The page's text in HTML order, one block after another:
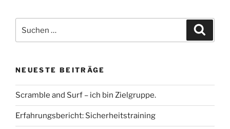
nach:
NEUESTE BEITRÄGE
Scramble and Surf – ich bin Zielgruppe.
Erfahrungsbericht: Sicherheitstraining